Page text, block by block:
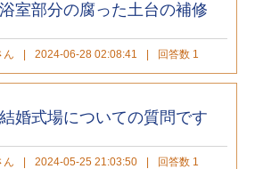
浴室部分の腐った土台の補修
ん | 2024-06-28 02:08:41 | 回答数 1
結婚式場についての質問です
ん | 2024-05-25 21:03:50 | 回答数 1